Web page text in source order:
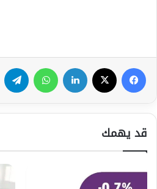
فيسبوك لينكدإن واتساب
قد يهمك